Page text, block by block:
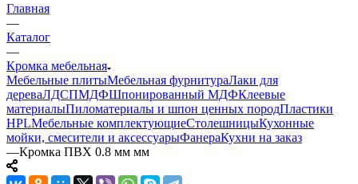
Главная
—
Каталог
—
Кромка мебельная
Мебельные плитыМебельная фурнитураЛаки для
дереваЛДСПМДФШпонированный МДФКлеевые
материалыПиломатериалы и шпон ценных породПластики
HPLМебельные комплектующиеСтолешницыКухонные
мойки, смесители и аксессуарыФанераКухни на заказ
—Кромка ПВХ 0.8 мм мм